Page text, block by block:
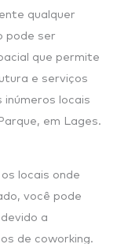
qualquer
pode ser
que permite
e serviços
locais
em Lages.
locais onde
você pode
a
de coworking.